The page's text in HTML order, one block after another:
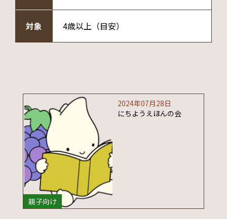
対象 4歳以上（目安）
親子向け
2024年07月28日
にちようえほんの会